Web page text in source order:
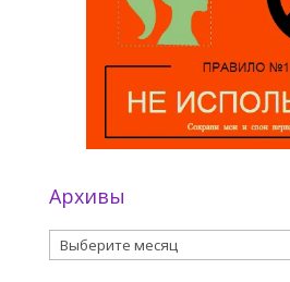
Архивы
Архивы